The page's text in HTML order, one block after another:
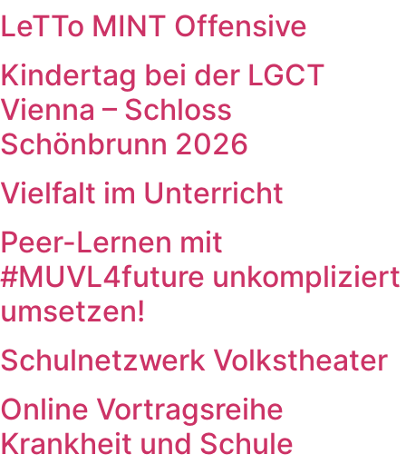
LeTTo MINT Offensive
Kindertag bei der LGCT
Vienna – Schloss
Schönbrunn 2026
Vielfalt im Unterricht
Peer-Lernen mit
#MUVL4future unkompliziert
umsetzen!
Schulnetzwerk Volkstheater
Online Vortragsreihe
Krankheit und Schule